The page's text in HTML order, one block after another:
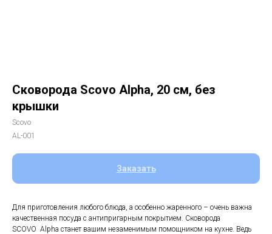
Сковорода Scovo Alpha, 20 см, без
крышки
Scovo
AL-001
Заказать
Для приготовления любого блюда, а особенно жаренного – очень важна
качественная посуда с антипригарным покрытием. Сковорода
SCOVO Alpha станет вашим незаменимым помощником на кухне. Ведь